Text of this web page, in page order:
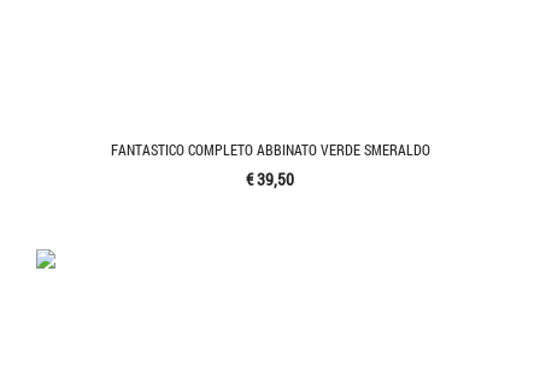
FANTASTICO COMPLETO ABBINATO VERDE SMERALDO
€ 39,50